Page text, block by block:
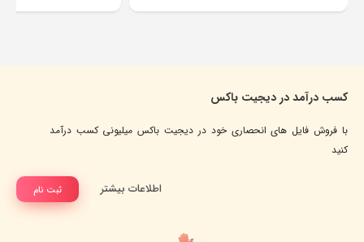
کسب درآمد در دیجیت باکس
با فروش فایل های انحصاری خود در دیجیت باکس میلیونی کسب درآمد
کنید
ثبت نام اطلاعات بیشتر